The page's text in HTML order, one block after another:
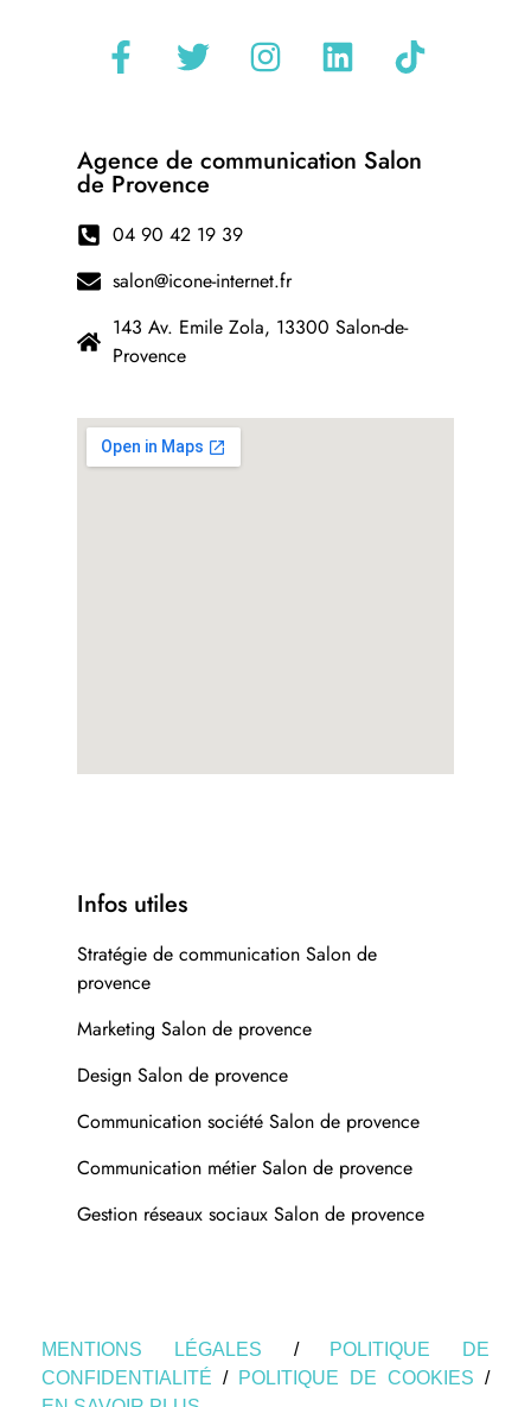
Agence de communication Salon
de Provence
04 90 42 19 39
salon@icone-internet.fr
143 Av. Emile Zola, 13300 Salon-de-
Provence
Infos utiles
Stratégie de communication Salon de
provence
Marketing Salon de provence
Design Salon de provence
Communication société Salon de provence
Communication métier Salon de provence
Gestion réseaux sociaux Salon de provence
MENTIONS LÉGALES /
POLITIQUE DE
CONFIDENTIALITÉ / POLITIQUE DE COOKIES /